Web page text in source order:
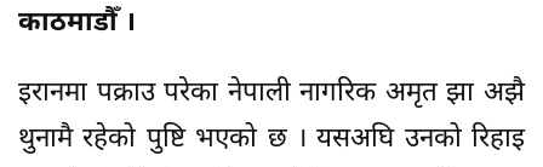
काठमाडौँ ।
इरानमा पक्राउ परेका नेपाली नागरिक अमृत झा अझै
थुनामै रहेको पुष्टि भएको छ । यसअघि उनको रिहाइ